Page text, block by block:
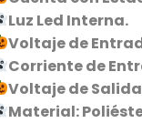
Luz Led Interna.
Voltaje de
Corriente de
Voltaje de Salida:
Material: